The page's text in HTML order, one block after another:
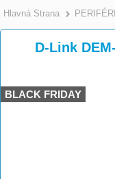
Hlavná Strana
D-Link
BLACK FRIDAY